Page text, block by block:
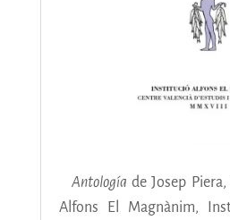
Antología de Josep
Alfons El Magnànim,